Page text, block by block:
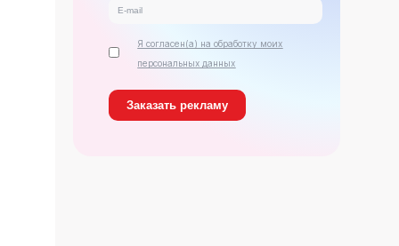
Я согласен(а) на обработку моих
персональных данных